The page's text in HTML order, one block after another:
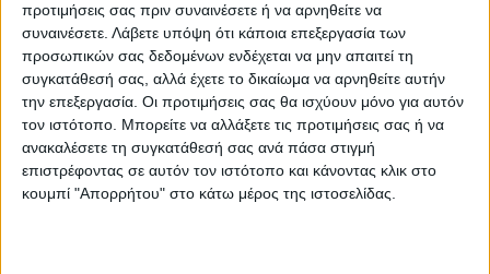
προτιμήσεις σας πριν συναινέσετε ή να αρνηθείτε να
συναινέσετε. Λάβετε υπόψη ότι κάποια επεξεργασία των
προσωπικών σας δεδομένων ενδέχεται να μην απαιτεί τη
συγκατάθεσή σας, αλλά έχετε το δικαίωμα να αρνηθείτε αυτήν
την επεξεργασία. Οι προτιμήσεις σας θα ισχύουν μόνο για αυτόν
τον ιστότοπο. Μπορείτε να αλλάξετε τις προτιμήσεις σας ή να
ανακαλέσετε τη συγκατάθεσή σας ανά πάσα στιγμή
επιστρέφοντας σε αυτόν τον ιστότοπο και κάνοντας κλικ στο
κουμπί "Απορρήτου" στο κάτω μέρος της ιστοσελίδας.
σημαντικά το τελευταίο χρονικό διάστημα,
καθώς η κυκλοφορία των οχημάτων από
Φάρσαλα προς
Βόλο εκτρέπεται μέσω αυτού, λόγω της
κατάρρευσης της διάβασης του Ενιπέα στην
Αμπελιά. Πρόκειται για δρόμο που
χρησιμοποιείται καθημερινά και από